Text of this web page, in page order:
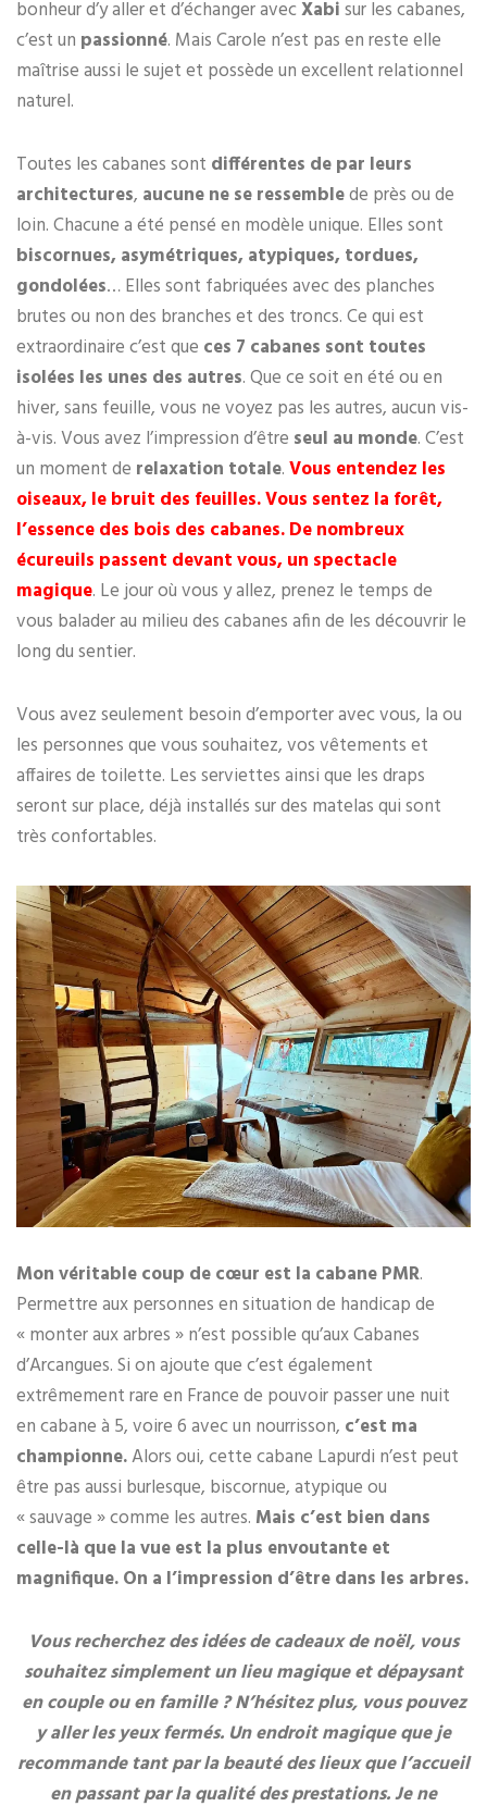
bonheur d’y aller et d’échanger avecXabisur les cabanes,
c’est un passionné. Mais Carole n’est pas en reste elle
maîtrise aussi le sujet et possède un excellent relationnel
naturel.
Toutes les cabanes sont différentes de par leurs
architectures, aucune ne se ressemblede près ou de
loin. Chacune a été pensé en modèle unique. Elles sont
biscornues, asymétriques, atypiques, tordues,
gondolées… Elles sont fabriquées avec des planches
brutes ou non des branches et des troncs. Ce qui est
extraordinaire c’est que ces 7 cabanes sont toutes
isolées les unes des autres. Que ce soit en été ou en
hiver, sans feuille, vous ne voyez pas les autres, aucun vis-
à-vis. Vous avez l’impression d’être seul au monde. C’est
un moment de relaxation totale.Vous entendez les
oiseaux, le bruit des feuilles. Vous sentez la forêt,
l’essence des bois des cabanes. De nombreux
écureuils passent devant vous, un spectacle
magique. Le jour où vous y allez, prenez le temps de
vous balader au milieu des cabanes afin de les découvrir le
long du sentier.
Vous avez seulement besoin d’emporter avec vous, la ou
les personnes que vous souhaitez, vos vêtements et
affaires de toilette. Les serviettes ainsi que les draps
seront sur place, déjà installés sur des matelas qui sont
très confortables.
Mon véritable coup de cœur est la cabane PMR.
Permettre aux personnes en situation de handicap de
« monter aux arbres » n’est possible qu’aux Cabanes
d’Arcangues. Si on ajoute que c’est également
extrêmement rare en France de pouvoir passer une nuit
en cabane à 5, voire 6 avec un nourrisson, c’est ma
championne.Alors oui, cette cabane Lapurdi n’est peut
être pas aussi burlesque, biscornue, atypique ou
« sauvage » comme les autres. Mais c’est bien dans
celle-là que la vue est la plus envoutante et
magnifique. On a l’impression d’être dans les arbres.
Vous recherchez des idées de cadeaux de noël, vous
souhaitez simplement un lieu magique et dépaysant
en couple ou en famille ? N’hésitez plus, vous pouvez
y aller les yeux fermés. Un endroit magique que je
recommande tant par la beauté des lieux que l’accueil
en passant par la qualité des prestations. Je ne